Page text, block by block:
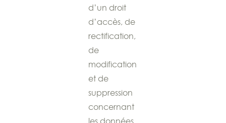
d’un droit
d’accès, de
rectification,
de
modification
et de
suppression
concernant